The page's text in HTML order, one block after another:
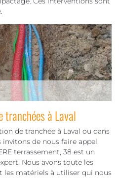
tranchées à Laval
de tranchée à Laval ou dans
invitons de nous faire appel
terrassement, 38 est un
Nous avons toute les
les matériels à utiliser qui nous